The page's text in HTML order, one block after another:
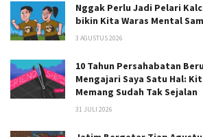
Nggak Perlu Jadi Pelari
bikin Kita Waras Mental
3 AGUSTUS 2026
10 Tahun Persahabatan
Mengajari Saya Satu Hal:
Memang Sudah Tak Sejalan
31 JULI 2026